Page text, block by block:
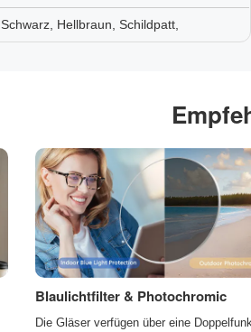
Schwarz, Hellbraun, Schildpatt,
Blaulichtfilter & Photochromic
Die Gläser verfügen über eine